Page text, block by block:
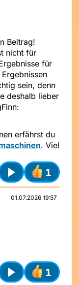
Beitrag!
nicht für
für
sein, denn
deshalb lieber
erfährst du
. Viel
Play
1
01.07.2026 19:57
1